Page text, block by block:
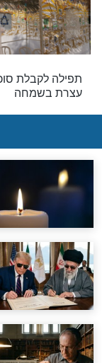
מה אתה יכול
נוטל לולב
בחול המועד
נדירה
הברכות